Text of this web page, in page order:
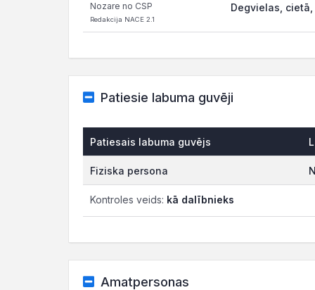
Nozare no CSP
Redakcija NACE 2.1
Degvielas,
Patiesie labuma guvēji
Patiesais labuma guvējs
Fiziska persona
Kontroles veids: kā dalībnieks
Amatpersonas